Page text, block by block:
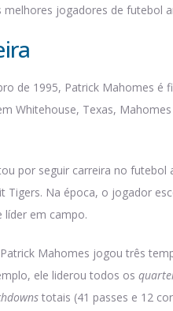
melhores jogadores de futebol
de 1995, Patrick Mahomes
Whitehouse, Texas,
por seguir carreira no futebol
Tigers. Na época, o jogador
líder em campo.
Mahomes jogou três
ele liderou todos os
totais (41 passes e 12